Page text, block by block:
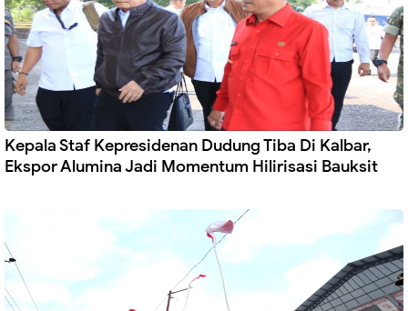
Kepala Staf Kepresidenan Dudung Tiba Di Kalbar,
Ekspor Alumina Jadi Momentum Hilirisasi Bauksit